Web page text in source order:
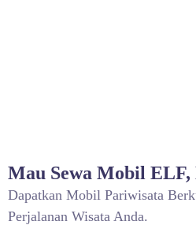
Mau Sewa Mobil ELF,
Dapatkan Mobil Pariwisata
Perjalanan Wisata Anda.